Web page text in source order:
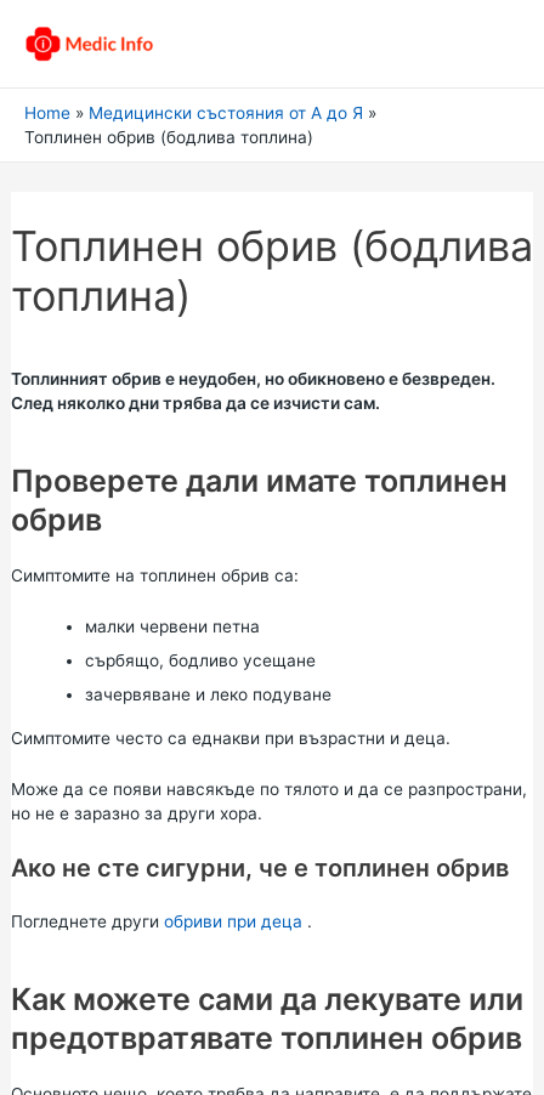
Home
Медицински състояния от А до Я
Топлинен обрив (бодлива топлина)
Топлинен обрив (бодлива
топлина)
Топлинният обрив е неудобен, но обикновено е безвреден.
След няколко дни трябва да се изчисти сам.
Проверете дали имате топлинен
обрив
Симптомите на топлинен обрив са:
малки червени петна
сърбящо, бодливо усещане
зачервяване и леко подуване
Симптомите често са еднакви при възрастни и деца.
Може да се появи навсякъде по тялото и да се разпространи,
но не е заразно за други хора.
Ако не сте сигурни, че е топлинен обрив
Погледнете други обриви при деца .
Как можете сами да лекувате или
предотвратявате топлинен обрив